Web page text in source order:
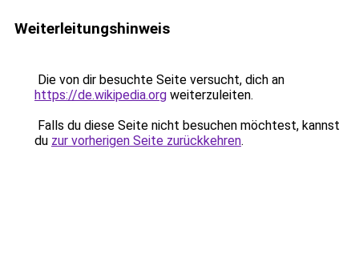
Weiterleitungshinweis
Die von dir besuchte Seite versucht, dich an
https://de.wikipedia.org weiterzuleiten.
Falls du diese Seite nicht besuchen möchtest, kannst
du zur vorherigen Seite zurückkehren.